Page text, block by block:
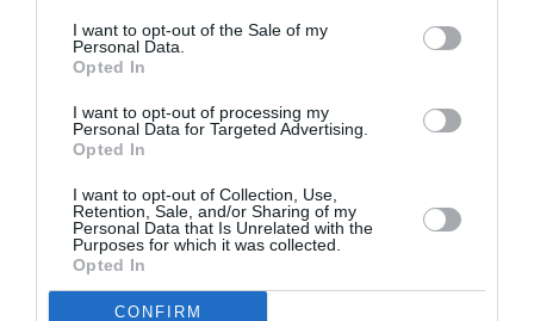
I want to opt-out of the Sale of my
Personal Data.
Opted In
I want to opt-out of processing my
Personal Data for Targeted Advertising.
Opted In
I want to opt-out of Collection, Use,
Retention, Sale, and/or Sharing of my
Personal Data that Is Unrelated with the
Purposes for which it was collected.
Opted In
CONFIRM
Lombardia, Pizzul (Pd): “Assessorato
all’immigrazione ora è inutile”
Articolo seguente
Caporalato, Coldiretti: “Bene ddl ma ora
stop sottocosto nei campi”
TI POTREBBERO INTERESSARE